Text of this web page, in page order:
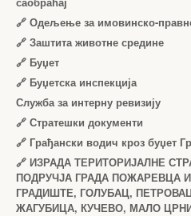
🔗 Одељење за имовинско-
🔗 Заштита животне средине
🔗 Буџет
🔗 Буџетска инспекција
Служба за интерну ревизију
🔗 Стратешки документи
🔗 Грађански водич кроз буџет
🔗 ИЗРАДА ТЕРИТОРИЈАЛНЕ
ПОДРУЧЈА ГРАДА ПОЖАРЕВЦА
ГРАДИШТЕ, ГОЛУБАЦ,
ЖАГУБИЦА, КУЧЕВО, МАЛО